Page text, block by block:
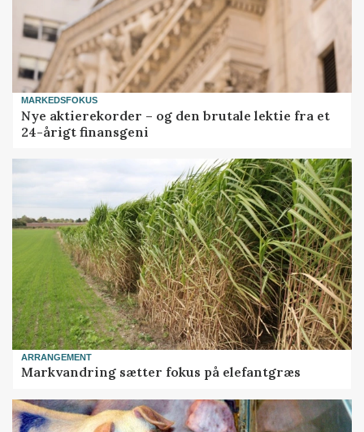
MARKEDSFOKUS
Nye aktierekorder – og den brutale lektie fra et
24-årigt finansgeni
ARRANGEMENT
Markvandring sætter fokus på elefantgræs